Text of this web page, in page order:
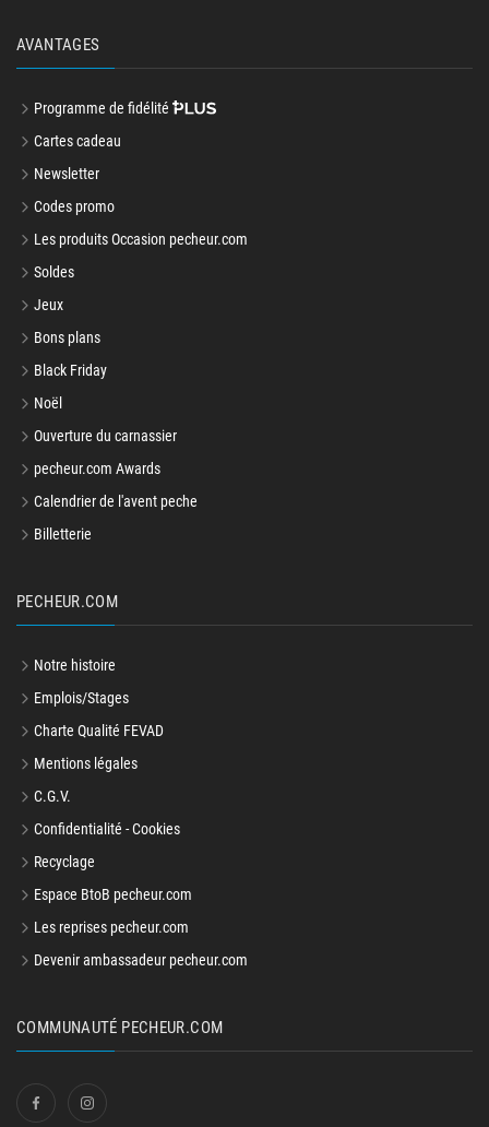
AVANTAGES
Programme de fidélité
Cartes cadeau
Newsletter
Codes promo
Les produits Occasion pecheur.com
Soldes
Jeux
Bons plans
Black Friday
Noël
Ouverture du carnassier
pecheur.com Awards
Calendrier de l'avent peche
Billetterie
PECHEUR.COM
Notre histoire
Emplois/Stages
Charte Qualité FEVAD
Mentions légales
C.G.V.
Confidentialité - Cookies
Recyclage
Espace BtoB pecheur.com
Les reprises pecheur.com
Devenir ambassadeur pecheur.com
COMMUNAUTÉ PECHEUR.COM